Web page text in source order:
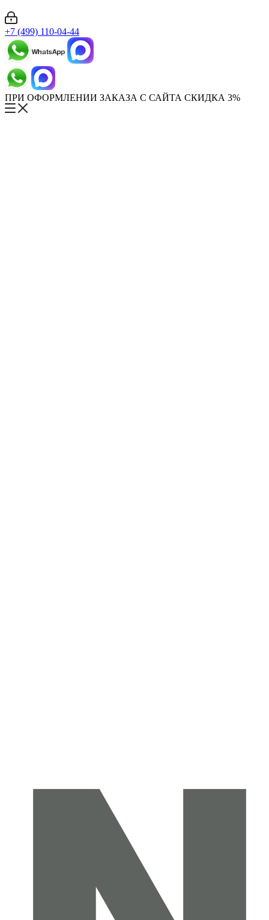
+7 (499) 110-04-44
ПРИ ОФОРМЛЕНИИ ЗАКАЗА С САЙТА СКИДКА 3%